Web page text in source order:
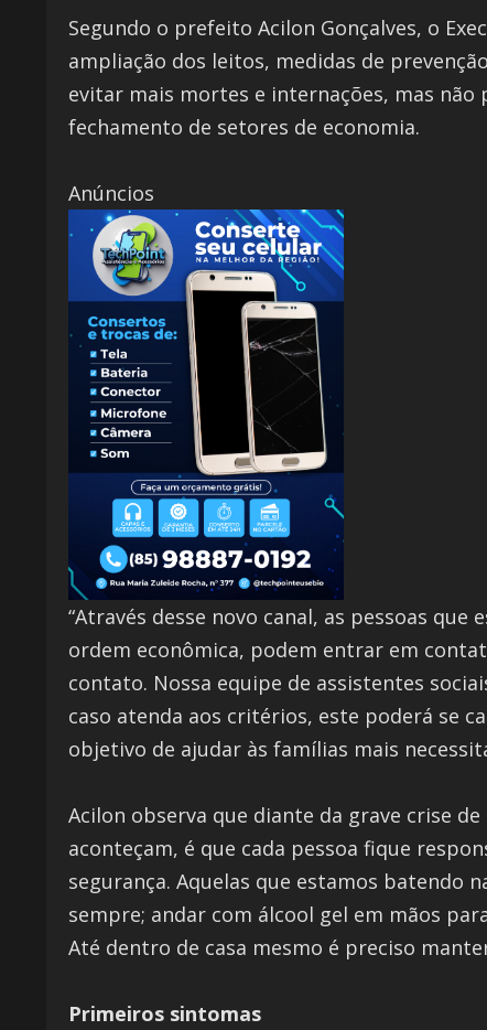
Segundo o prefeito Acilon Gonçalves, o
ampliação dos leitos, medidas de
evitar mais mortes e internações, mas não
fechamento de setores de economia.
Anúncios
“Através desse novo canal, as pessoas
ordem econômica, podem entrar em
contato. Nossa equipe de assistentes
caso atenda aos critérios, este poderá se
objetivo de ajudar às famílias mais
Acilon observa que diante da grave crise
aconteçam, é que cada pessoa fique
segurança. Aquelas que estamos batendo
sempre; andar com álcool gel em mãos
Até dentro de casa mesmo é preciso
Primeiros sintomas